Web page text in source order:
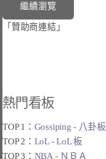
「贊助商連結」
熱門看板
TOP 1： Gossiping - 八卦板
TOP 2： LoL - LoL 板
TOP 3： NBA - ＮＢＡ